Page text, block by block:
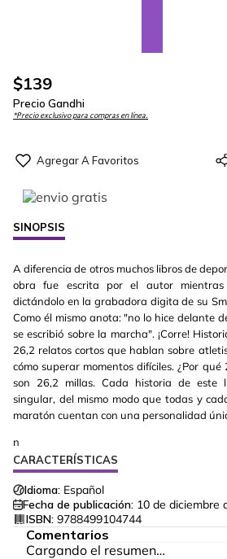
$139
Precio Gandhi
*Precio exclusivo para compras en línea.
SINOPSIS
A diferencia de otros muchos libros de
obra fue escrita por el autor mientras
dictándolo en la grabadora digita de su
Como él mismo anota: "no lo hice delante
se escribió sobre la marcha". ¡Corre!
26,2 relatos cortos que hablan sobre
cómo superar momentos difíciles. ¿Por
son 26,2 millas. Cada historia de este
singular, del mismo modo que todas y
maratón cuentan con una personalidad
n
CARACTERÍSTICAS
Idioma: Español
Fecha de publicación: 10 de diciembre
ISBN: 9788499104744
Comentarios
Cargando el resumen…